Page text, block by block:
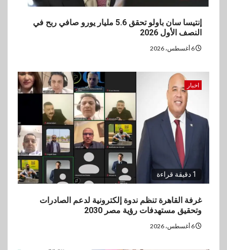
بنوك
بنك QNB مصر يعزز جاهزية
المشروعات الصغيرة والمتوسطة
للنمو والتوسع
5
فيكسد مصر و”حلول” تتشاركان
في تطوير أول منصة للسياحة
الصحية في مصر والشرق الأوسط
وأفريقيا Tour4Cure
إنتيسا سان باولو تحقق 5.6 مليار يورو صافي ربح في
النصف الأول 2026
اخبار
1 دقيقة قراءة
غرفة القاهرة تنظم ندوة إلكترونية لدعم الصادرات
وتحقيق مستهدفات رؤية مصر 2030